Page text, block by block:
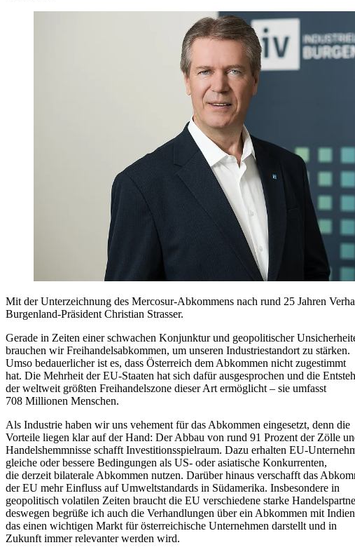
Mit der Unterzeichnung des Mercosur-Abkommens nach rund 25 Jahren
Burgenland-Präsident Christian Strasser.
Gerade in Zeiten einer schwachen Konjunktur und geopolitischer
brauchen wir Freihandelsabkommen, um unseren Industriestandort zu stärken.
Umso bedauerlicher ist es, dass Österreich dem Abkommen nicht zugestimmt
hat. Die Mehrheit der EU-Staaten hat sich dafür ausgesprochen und die
der weltweit größten Freihandelszone dieser Art ermöglicht – sie umfasst
708 Millionen Menschen.
Als Industrie haben wir uns vehement für das Abkommen eingesetzt, denn die
Vorteile liegen klar auf der Hand: Der Abbau von rund 91 Prozent der Zölle
Handelshemmnisse schafft Investitionsspielraum. Dazu erhalten EU-
gleiche oder bessere Bedingungen als US- oder asiatische Konkurrenten,
die derzeit bilaterale Abkommen nutzen. Darüber hinaus verschafft das
der EU mehr Einfluss auf Umweltstandards in Südamerika. Insbesondere in
geopolitisch volatilen Zeiten braucht die EU verschiedene starke
deswegen begrüße ich auch die Verhandlungen über ein Abkommen mit
das einen wichtigen Markt für österreichische Unternehmen darstellt und in
Zukunft immer relevanter werden wird.